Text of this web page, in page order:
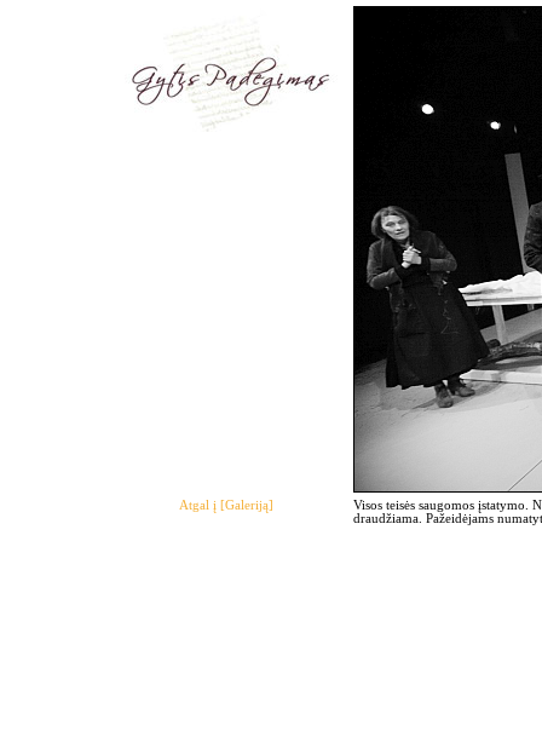
Atgal į [Galeriją]
Visos teisės saugomos
draudžiama. Pažeidėjams